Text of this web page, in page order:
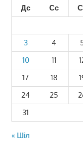
Дс
Сс
3
4
10
11
17
18
24
25
31
« Шіл